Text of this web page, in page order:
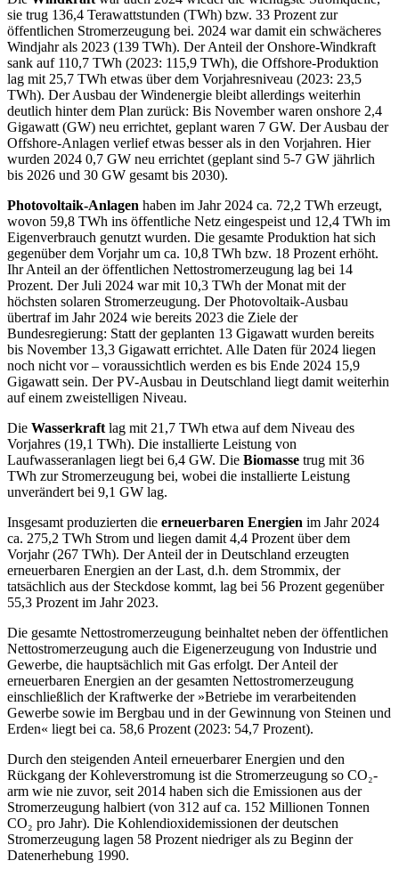
sie trug 136,4 Terawattstunden (TWh) bzw. 33 Prozent zur
öffentlichen Stromerzeugung bei. 2024 war damit ein schwächeres
Windjahr als 2023 (139 TWh). Der Anteil der Onshore-Windkraft
sank auf 110,7 TWh (2023: 115,9 TWh), die Offshore-Produktion
lag mit 25,7 TWh etwas über dem Vorjahresniveau (2023: 23,5
TWh). Der Ausbau der Windenergie bleibt allerdings weiterhin
deutlich hinter dem Plan zurück: Bis November waren onshore 2,4
Gigawatt (GW) neu errichtet, geplant waren 7 GW. Der Ausbau der
Offshore-Anlagen verlief etwas besser als in den Vorjahren. Hier
wurden 2024 0,7 GW neu errichtet (geplant sind 5-7 GW jährlich
bis 2026 und 30 GW gesamt bis 2030).
Photovoltaik-Anlagen haben im Jahr 2024 ca. 72,2 TWh erzeugt,
wovon 59,8 TWh ins öffentliche Netz eingespeist und 12,4 TWh im
Eigenverbrauch genutzt wurden. Die gesamte Produktion hat sich
gegenüber dem Vorjahr um ca. 10,8 TWh bzw. 18 Prozent erhöht.
Ihr Anteil an der öffentlichen Nettostromerzeugung lag bei 14
Prozent. Der Juli 2024 war mit 10,3 TWh der Monat mit der
höchsten solaren Stromerzeugung. Der Photovoltaik-Ausbau
übertraf im Jahr 2024 wie bereits 2023 die Ziele der
Bundesregierung: Statt der geplanten 13 Gigawatt wurden bereits
bis November 13,3 Gigawatt errichtet. Alle Daten für 2024 liegen
noch nicht vor – voraussichtlich werden es bis Ende 2024 15,9
Gigawatt sein. Der PV-Ausbau in Deutschland liegt damit weiterhin
auf einem zweistelligen Niveau.
Die Wasserkraft lag mit 21,7 TWh etwa auf dem Niveau des
Vorjahres (19,1 TWh). Die installierte Leistung von
Laufwasseranlagen liegt bei 6,4 GW. Die Biomasse trug mit 36
TWh zur Stromerzeugung bei, wobei die installierte Leistung
unverändert bei 9,1 GW lag.
Insgesamt produzierten die erneuerbaren Energien im Jahr 2024
ca. 275,2 TWh Strom und liegen damit 4,4 Prozent über dem
Vorjahr (267 TWh). Der Anteil der in Deutschland erzeugten
erneuerbaren Energien an der Last, d.h. dem Strommix, der
tatsächlich aus der Steckdose kommt, lag bei 56 Prozent gegenüber
55,3 Prozent im Jahr 2023.
Die gesamte Nettostromerzeugung beinhaltet neben der öffentlichen
Nettostromerzeugung auch die Eigenerzeugung von Industrie und
Gewerbe, die hauptsächlich mit Gas erfolgt. Der Anteil der
erneuerbaren Energien an der gesamten Nettostromerzeugung
einschließlich der Kraftwerke der »Betriebe im verarbeitenden
Gewerbe sowie im Bergbau und in der Gewinnung von Steinen und
Erden« liegt bei ca. 58,6 Prozent (2023: 54,7 Prozent).
Durch den steigenden Anteil erneuerbarer Energien und den
Rückgang der Kohleverstromung ist die Stromerzeugung so CO₂-
arm wie nie zuvor, seit 2014 haben sich die Emissionen aus der
Stromerzeugung halbiert (von 312 auf ca. 152 Millionen Tonnen
CO₂ pro Jahr). Die Kohlendioxidemissionen der deutschen
Stromerzeugung lagen 58 Prozent niedriger als zu Beginn der
Datenerhebung 1990.